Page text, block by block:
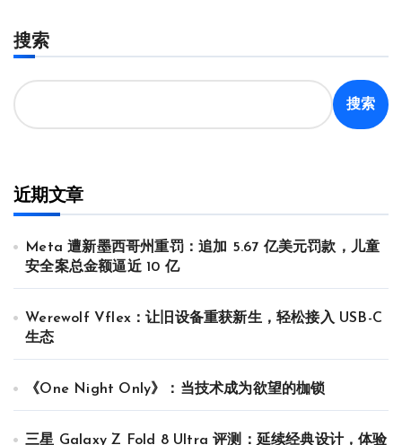
搜索
搜索
近期文章
Meta 遭新墨西哥州重罚：追加 5.67 亿美元罚款，儿童
安全案总金额逼近 10 亿
Werewolf Vflex：让旧设备重获新生，轻松接入 USB-C
生态
《One Night Only》：当技术成为欲望的枷锁
三星 Galaxy Z Fold 8 Ultra 评测：延续经典设计，体验